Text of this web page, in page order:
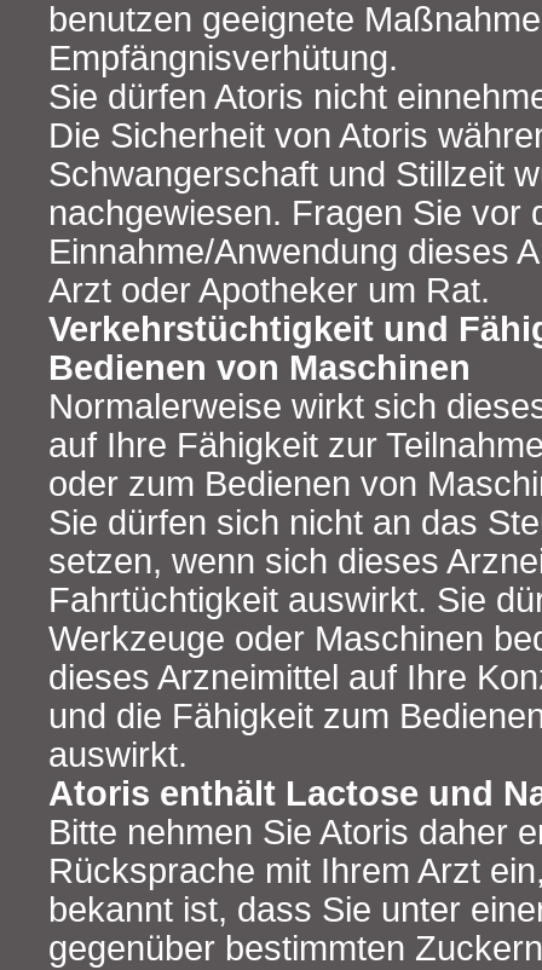
benutzen geeignete
Empfängnisverhütung.
Sie dürfen Atoris nicht
Die Sicherheit von Atoris
Schwangerschaft und Stillzeit
nachgewiesen. Fragen Sie vor
Einnahme/Anwendung dieses
Arzt oder Apotheker um Rat.
Verkehrstüchtigkeit und
Bedienen von Maschinen
Normalerweise wirkt sich
auf Ihre Fähigkeit zur
oder zum Bedienen von
Sie dürfen sich nicht an das
setzen, wenn sich dieses
Fahrtüchtigkeit auswirkt. Sie
Werkzeuge oder Maschinen
dieses Arzneimittel auf Ihre
und die Fähigkeit zum
auswirkt.
Atoris enthält Lactose und
Bitte nehmen Sie Atoris daher
Rücksprache mit Ihrem Arzt
bekannt ist, dass Sie unter
gegenüber bestimmten